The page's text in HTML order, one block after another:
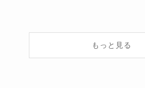
もっと見る